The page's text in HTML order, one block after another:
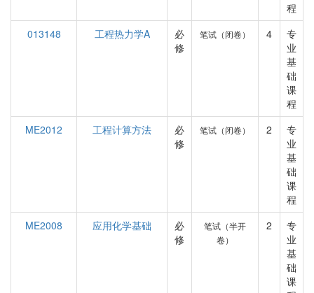
程
013148
工程热力学A
必
修
笔试（闭卷） 4
专
业
基
础
课
程
ME2012
工程计算方法
必
修
笔试（闭卷） 2
专
业
基
础
课
程
ME2008
应用化学基础
必
修
笔试（半开
卷）
2
专
业
基
础
课